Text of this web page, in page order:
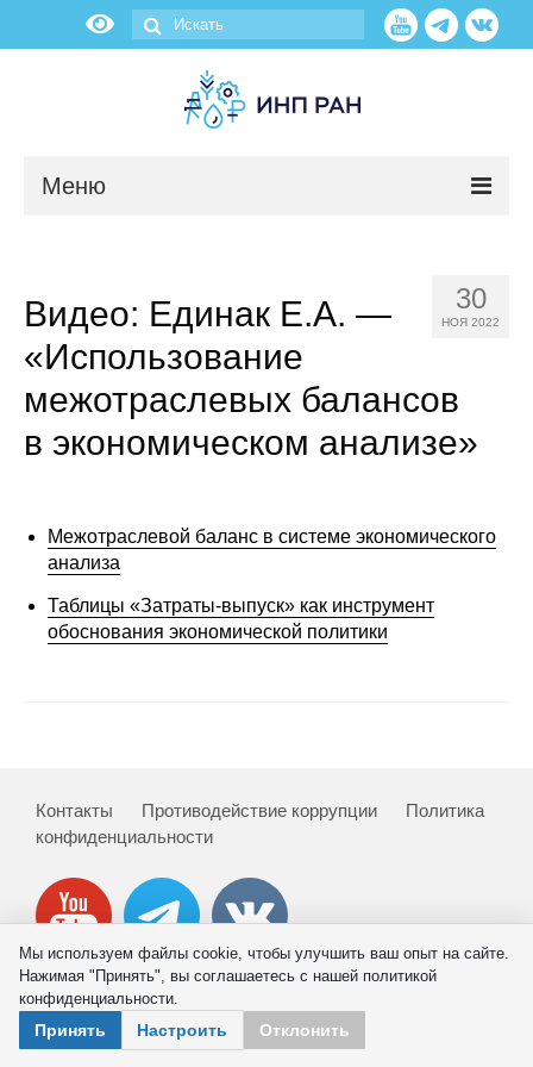
Меню
О нас
Об институте
Научные подразделения
Сотрудники
Отчетность
Научная жизнь
Издания
О журнале
Номера журналов
30
НОЯ 2022
Видео: Единак Е.А. —
«Использование
межотраслевых балансов
в экономическом анализе»
Межотраслевой баланс в системе экономического
анализа
Таблицы «Затраты-выпуск» как инструмент
обоснования экономической политики
Контакты Противодействие коррупции
Политика
конфиденциальности
© 2026 ИНП РАН
Мы используем файлы cookie, чтобы улучшить ваш опыт на сайте.
Нажимая "Принять", вы соглашаетесь с нашей политикой
конфиденциальности.
Принять Настроить Отклонить